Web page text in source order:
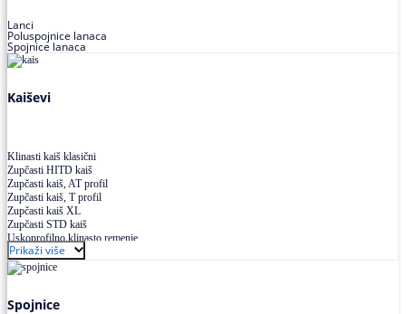
Lanci
Poluspojnice lanaca
Spojnice lanaca
Kaiševi
Klinasti kaiš klasični
Zupčasti HITD kaiš
Zupčasti kaiš, AT profil
Zupčasti kaiš, T profil
Zupčasti kaiš XL
Zupčasti STD kaiš
Uskoprofilno klinasto remenje
Uskoprofilno klinasto remenje spojeno
Uskoprofilno klinasto remenje XP extra power
Višekanalno remenje PJ,PK
Prikaži više
Spojnice